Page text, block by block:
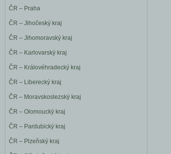
ČR – Praha
ČR – Jihočeský kraj
ČR – Jihomoravský kraj
ČR – Karlovarský kraj
ČR – Královéhradecký kraj
ČR – Liberecký kraj
ČR – Moravskoslezský kraj
ČR – Olomoucký kraj
ČR – Pardubický kraj
ČR – Plzeňský kraj